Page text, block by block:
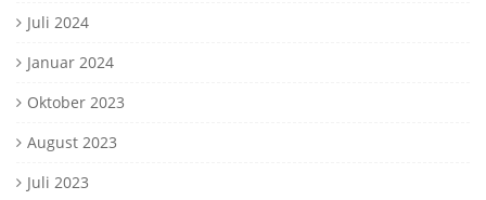
Juli 2024
Januar 2024
Oktober 2023
August 2023
Juli 2023